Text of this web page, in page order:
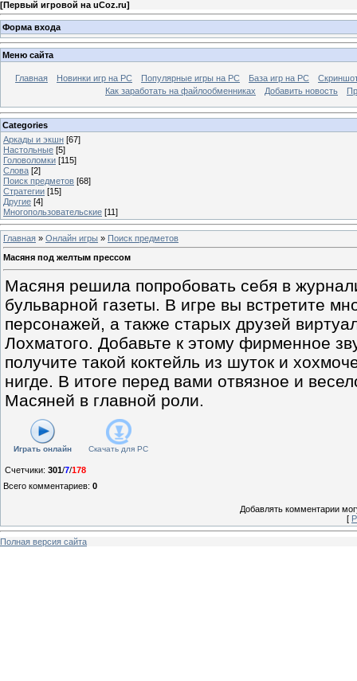
[Первый игровой на uCoz.ru]
Форма входа
Меню сайта
Главная Новинки игр на PC Популярные игры на PC База игр на РС
Как заработать на файлообменниках
Добавить новость
Categories
Аркады и экшн [67]
Настольные [5]
Головоломки [115]
Слова [2]
Поиск предметов [68]
Стратегии [15]
Другие [4]
Многопользовательские [11]
Главная » Онлайн игры » Поиск предметов
Масяня под желтым прессом
Масяня решила попробовать себя в
бульварной газеты. В игре вы встретите
персонажей, а также старых друзей
Лохматого. Добавьте к этому фирменное
получите такой коктейль из шуток и
нигде. В итоге перед вами отвязное и
Масяней в главной роли.
Играть онлайн Скачать для PC
Счетчики: 301/7/178
Всего комментариев: 0
Добавлять комментарии
[
Полная версия сайта